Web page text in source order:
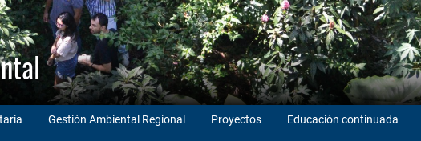
Gestión Ambiental Regional Proyectos Educación continuada